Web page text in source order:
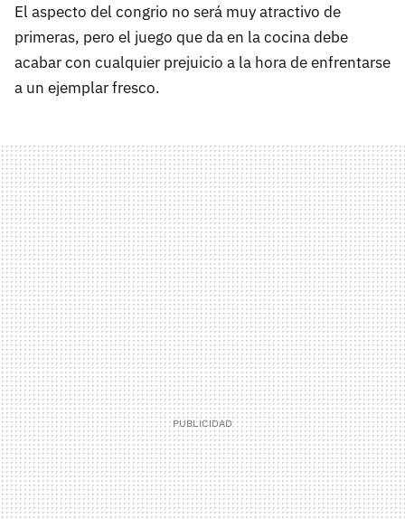
El aspecto del congrio no será muy atractivo de
primeras, pero el juego que da en la cocina debe
acabar con cualquier prejuicio a la hora de enfrentarse
a un ejemplar fresco.